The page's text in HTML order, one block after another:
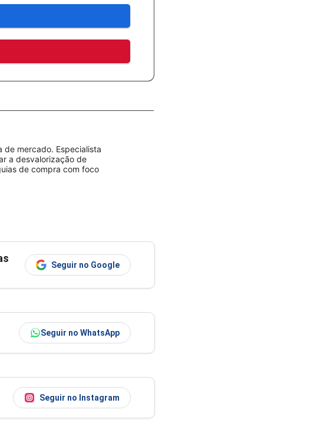
mercado. Especialista
a desvalorização de
de compra com foco
Seguir no Google
Seguir no WhatsApp
Seguir no Instagram